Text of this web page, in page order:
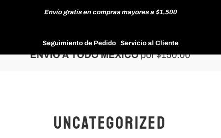
Envío gratis en compras mayores a $1,500
Seguimiento de Pedido Servicio al Cliente
ENVÍO A TODO MÉXICOpor $150.00
Uncategorized